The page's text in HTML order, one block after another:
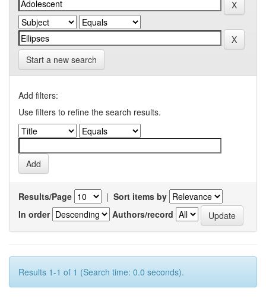
Start a new search
Add filters:
Use filters to refine the search results.
Results/Page | Sort items by
In order
Authors/record
Results 1-1 of 1 (Search time: 0.0 seconds).